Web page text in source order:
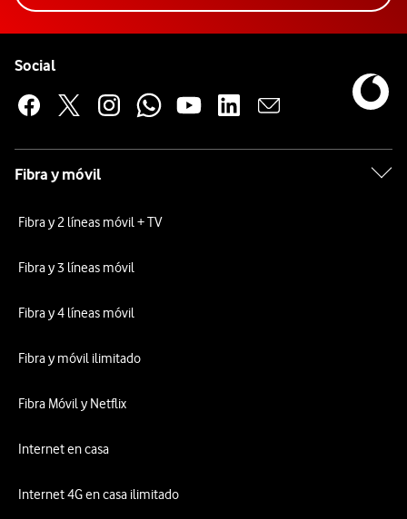
Social
Fibra y móvil
Fibra y 2 líneas móvil + TV
Fibra y 3 líneas móvil
Fibra y 4 líneas móvil
Fibra y móvil ilimitado
Fibra Móvil y Netflix
Internet en casa
Internet 4G en casa ilimitado